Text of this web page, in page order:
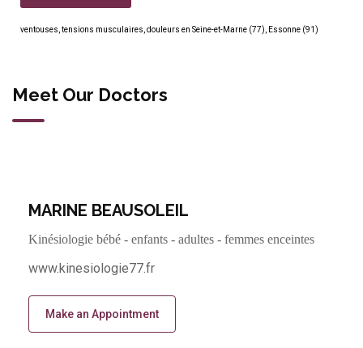
ventouses, tensions musculaires, douleurs en Seine-et-Marne (77), Essonne (91)
Meet Our Doctors
MARINE BEAUSOLEIL
Kinésiologie bébé - enfants - adultes - femmes enceintes
www.kinesiologie77.fr
Make an Appointment